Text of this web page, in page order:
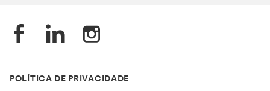
POLÍTICA DE PRIVACIDADE